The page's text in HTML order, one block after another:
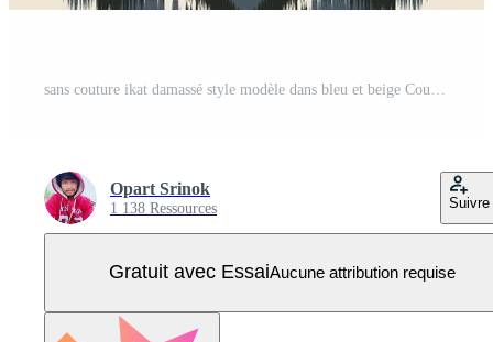
Opart Srinok
1 138 Ressources Suivre
Gratuit avec EssaiAucune attribution requise